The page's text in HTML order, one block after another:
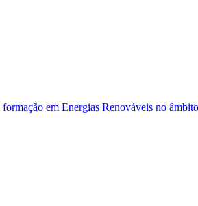
formação em Energias Renováveis no